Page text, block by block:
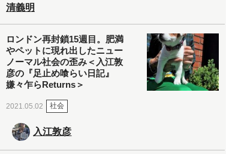
清義明
ロンドン再封鎖15週目。肥満
やペットに現れ出したニュー
ノーマル社会の歪み＜入江敦
彦の『足止め喰らい日記』
嫌々乍らReturns＞
2021.05.02 社会
入江敦彦